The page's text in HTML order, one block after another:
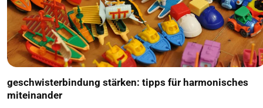
geschwisterbindung stärken: tipps für harmonisches
miteinander